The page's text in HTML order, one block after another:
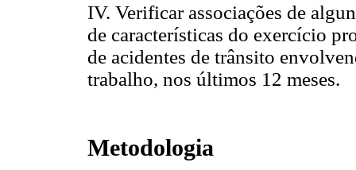
IV. Verificar associações de
de características do exercício
de acidentes de trânsito
trabalho, nos últimos 12 meses.
Metodologia